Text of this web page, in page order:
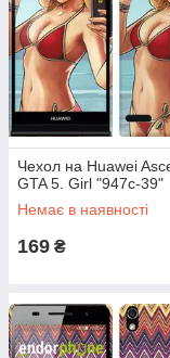
Чехол на Huawei
GTA 5. Girl "947c-39"
Немає в наявності
169 ₴